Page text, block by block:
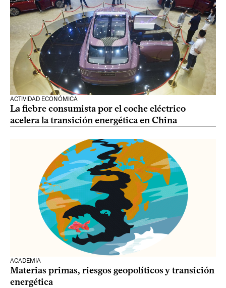
ACTIVIDAD ECONÓMICA
La fiebre consumista por el coche eléctrico
acelera la transición energética en China
ACADEMIA
Materias primas, riesgos geopolíticos y transición
energética